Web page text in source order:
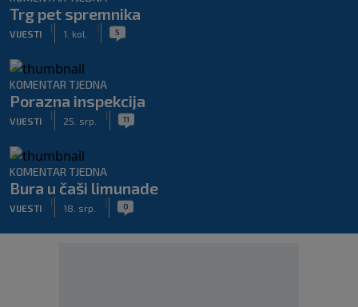
Trg pet spremnika
VIJESTI
|
1. kol.
| 5
KOMENTAR TJEDNA
Porazna inspekcija
VIJESTI
|
25. srp.
| 11
KOMENTAR TJEDNA
Bura u čaši limunade
VIJESTI
|
18. srp.
| 0